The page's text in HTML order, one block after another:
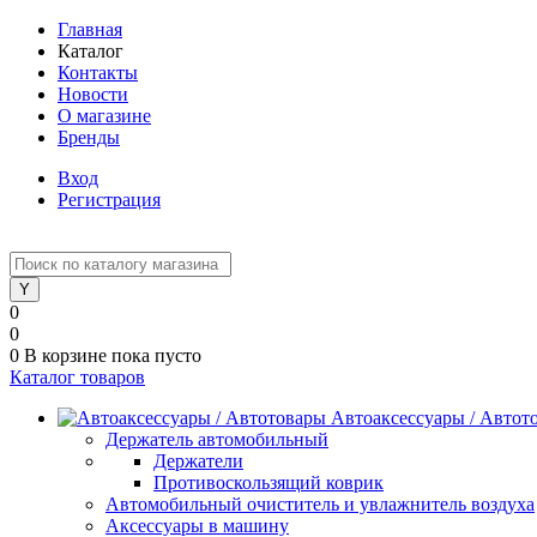
Главная
Каталог
Контакты
Новости
О магазине
Бренды
Вход
Регистрация
0
0
0 В корзине пока пусто
Каталог товаров
Автоаксессуары /
Держатель автомобильный
Держатели
Противоскользящий коврик
Автомобильный очиститель и увлажнитель воздуха
Аксессуары в машину